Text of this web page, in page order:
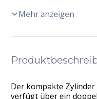
Mehr anzeigen
Der kompakte Zylinder
verfügt über ein